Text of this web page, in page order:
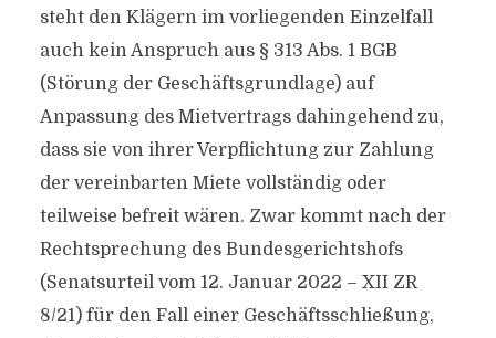
steht den Klägern im vorliegenden Einzelfall
auch kein Anspruch aus § 313 Abs. 1 BGB
(Störung der Geschäftsgrundlage) auf
Anpassung des Mietvertrags dahingehend zu,
dass sie von ihrer Verpflichtung zur Zahlung
der vereinbarten Miete vollständig oder
teilweise befreit wären. Zwar kommt nach der
Rechtsprechung des Bundesgerichtshofs
(Senatsurteil vom 12. Januar 2022 – XII ZR
8/21) für den Fall einer Geschäftsschließung,